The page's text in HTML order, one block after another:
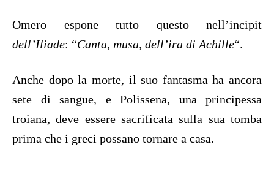
Omero espone tutto questo nell’incipit
dell’Iliade: “Canta, musa, dell’ira di Achille“.
Anche dopo la morte, il suo fantasma ha ancora
sete di sangue, e Polissena, una principessa
troiana, deve essere sacrificata sulla sua tomba
prima che i greci possano tornare a casa.